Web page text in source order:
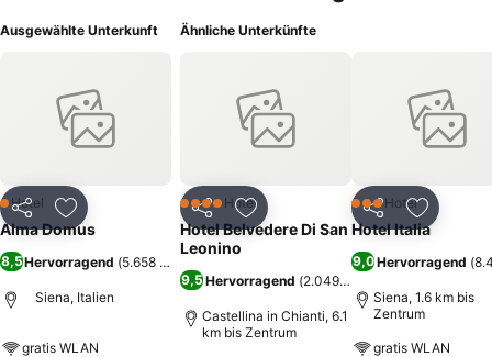
gelten. Bitte teilen Sie der Unterkunft Hotel Alma Domus Ihre
die Unterkunft direkt. Beim Check-in müssen Sie einen
Lichtbildausweis sowie die Kreditkarte vorlegen. Sonderwünsche
unterliegen der Verfügbarkeit und sind gegebenenfalls mit einem
Ausgewählte Unterkunft
Teilen Zu Favoriten hinzufügen
1 Sterne
Hotel
Alma Domus
8,5Hervorragend (5.658 Bewertungen
Siena, Italien
gratis WLAN
Ähnliche Unterkünfte
Teilen Zu Favoriten hinzufügen
4 SterneHotel
Hotel Belvedere Di San
Leonino
9,5Hervorragend (2.049 Bewertungen
Castellina in Chianti, 6.1
km bis Zentrum
Teilen Zu
3 SterneHotel
Hotel Italia
9,0Hervorragend (
Siena, 1.6 km bis
Zentrum
gratis WLAN